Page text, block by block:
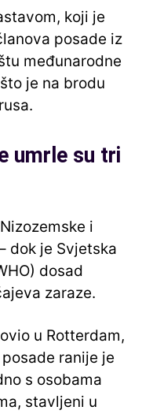
koji je
posade iz
međunarodne
je na brodu
umrle su tri
i
dok je Svjetska
dosad
zaraze.
u Rotterdam,
ranije je
s osobama
stavljeni u